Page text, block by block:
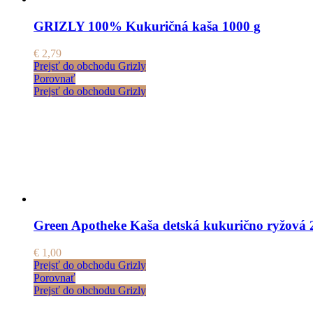
GRIZLY 100% Kukuričná kaša 1000 g
€ 2,79
Prejsť do obchodu Grizly
Porovnať
Prejsť do obchodu Grizly
Green Apotheke Kaša detská kukurično ryžová
€ 1,00
Prejsť do obchodu Grizly
Porovnať
Prejsť do obchodu Grizly